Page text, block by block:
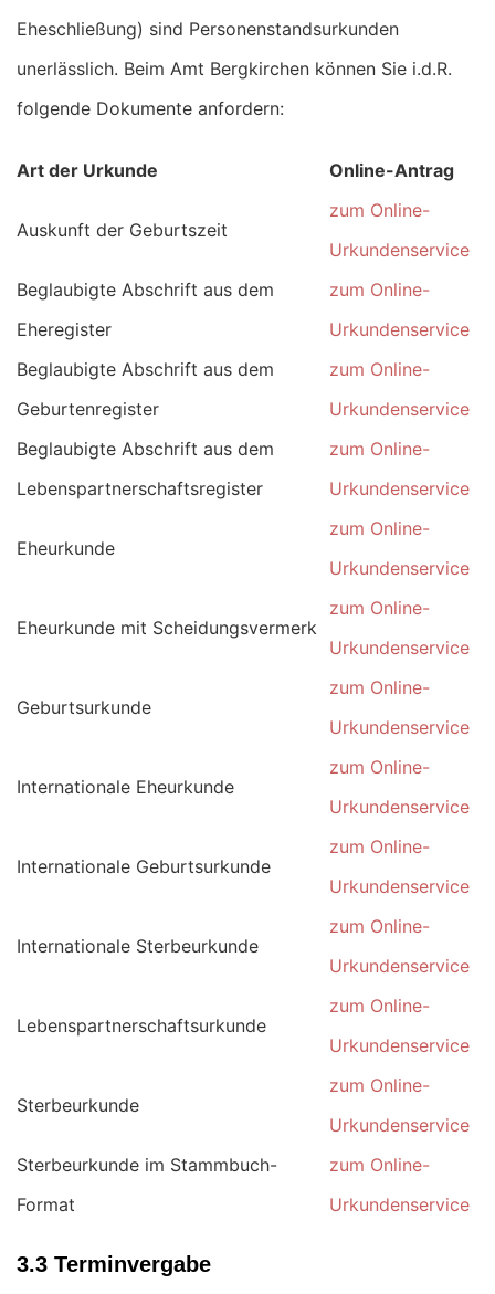
Eheschließung) sind Personenstandsurkunden
unerlässlich. Beim Amt Bergkirchen können Sie i.d.R.
folgende Dokumente anfordern:
Art der Urkunde Online-Antrag
Auskunft der Geburtszeit
zum Online-
Urkundenservice
Beglaubigte Abschrift aus dem
Eheregister
zum Online-
Urkundenservice
Beglaubigte Abschrift aus dem
Geburtenregister
zum Online-
Urkundenservice
Beglaubigte Abschrift aus dem
Lebenspartnerschaftsregister
zum Online-
Urkundenservice
Eheurkunde
zum Online-
Urkundenservice
Eheurkunde mit Scheidungsvermerk
zum Online-
Urkundenservice
Geburtsurkunde
zum Online-
Urkundenservice
Internationale Eheurkunde
zum Online-
Urkundenservice
Internationale Geburtsurkunde
zum Online-
Urkundenservice
Internationale Sterbeurkunde
zum Online-
Urkundenservice
Lebenspartnerschaftsurkunde
zum Online-
Urkundenservice
Sterbeurkunde
zum Online-
Urkundenservice
Sterbeurkunde im Stammbuch-
Format
zum Online-
Urkundenservice
3.3 Terminvergabe